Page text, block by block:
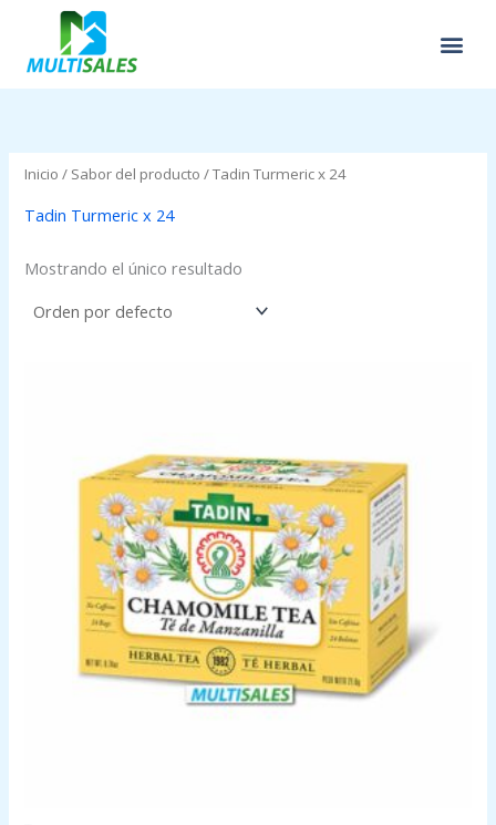
contenido
Inicio / Sabor del producto / Tadin Turmeric x 24
Tadin Turmeric x 24
Mostrando el único resultado